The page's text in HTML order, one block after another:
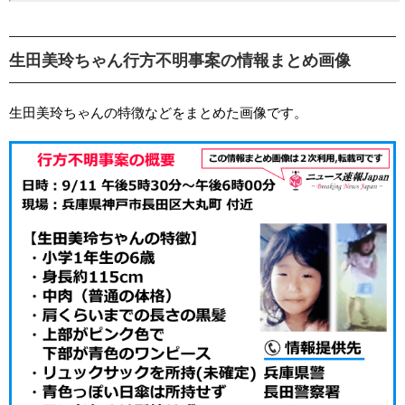
生田美玲ちゃん行方不明事案の情報まとめ画像
生田美玲ちゃんの特徴などをまとめた画像です。